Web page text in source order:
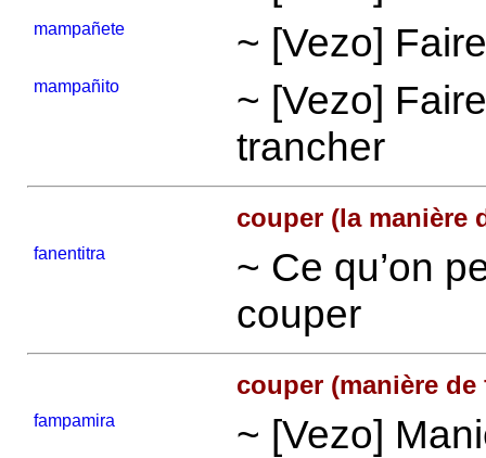
mampañete ~ [Vezo]
mampañito
~ [Vezo]
trancher
couper (la manière
fanentitra
~ Ce qu’on
couper
couper (manière de
fampamira ~ [Vezo]